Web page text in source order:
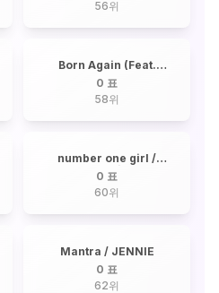
56위
Born Again (Feat.
Doja Cat, RAYE) / LISA
0 표
58위
number one girl /
ROSÉ
0 표
60위
Mantra / JENNIE
0 표
62위